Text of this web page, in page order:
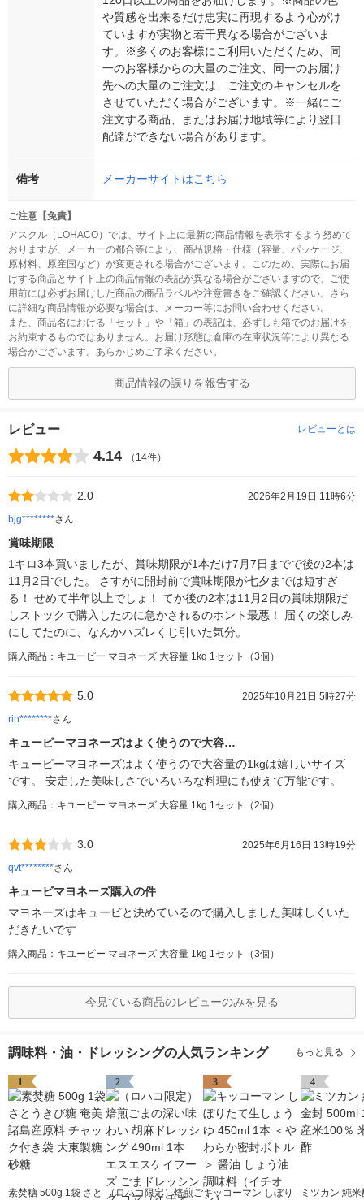
や質感を出来るだけ忠実に再現するよう心がけ
ていますが実物と若干異なる場合がございま
す。※多くのお客様にご利用いただくため、同
一のお客様からの大量のご注文、同一のお届け
先への大量のご注文は、ご注文のキャンセルを
させていただく場合がございます。※一緒にご
注文する商品、またはお届け地域等により翌日
配達ができない場合があります。
備考 メーカーサイトはこちら
ご注意【免責】
アスクル（LOHACO）では、サイト上に最新の商品情報を表示するよう努めて
おりますが、メーカーの都合等により、商品規格・仕様（容量、パッケージ、
原材料、原産国など）が変更される場合がございます。このため、実際にお届
けする商品とサイト上の商品情報の表記が異なる場合がございますので、ご使
用前には必ずお届けした商品の商品ラベルや注意書きをご確認ください。さら
に詳細な商品情報が必要な場合は、メーカー等にお問い合わせください。
また、商品名における「セット」や「箱」の表記は、必ずしも箱でのお届けを
お約束するものではありません。お届け形態は倉庫の在庫状況等により異なる
場合がございます。あらかじめご了承ください。
商品情報の誤りを報告する
レビュー レビューとは
4.14 （14件）
2.0
2026年2月19日 11時6分
bjg********さん
賞味期限
1キロ3本買いましたが、賞味期限が1本だけ7月7日までで後の2本は
11月2日でした。 さすがに開封前で賞味期限が七夕までは短すぎ
る！ せめて半年以上でしょ！ てか後の2本は11月2日の賞味期限だ
しストックで購入したのに急かされるのホント最悪！ 届くの楽しみ
にしてたのに、なんかハズレくじ引いた気分。
購入商品：キユーピー マヨネーズ 大容量 1kg 1セット（3個）
5.0
2025年10月21日 5時27分
rin********さん
キューピーマヨネーズはよく使うので大容…
キューピーマヨネーズはよく使うので大容量の1kgは嬉しいサイズ
です。 安定した美味しさでいろいろな料理にも使えて万能です。
購入商品：キユーピー マヨネーズ 大容量 1kg 1セット（2個）
3.0
2025年6月16日 13時19分
qvt********さん
キュービマヨネーズ購入の件
マヨネーズはキュービと決めているので購入しました美味しくいた
だきたいです
購入商品：キユーピー マヨネーズ 大容量 1kg 1セット（3個）
今見ている商品のレビューのみを見る
調味料・油・ドレッシングの人気ランキング もっと見る
1
素焚糖 500g 1袋 さと
2
（ロハコ限定）焙煎ご
3
キッコーマン しぼり
4
ミツカン 純